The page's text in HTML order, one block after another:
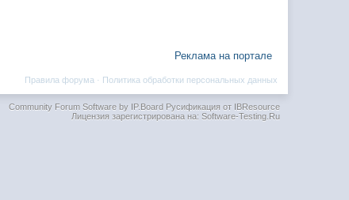
Реклама на портале
Политика обработки персональных данных
Правила форума ·
Community Forum Software by IP.BoardРусификация от IBResource
Лицензия зарегистрирована на: Software-Testing.Ru